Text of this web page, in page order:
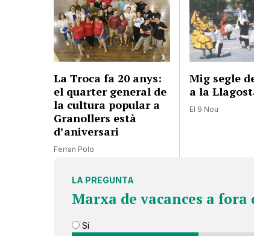
La Troca fa 20 anys:
el quarter general de
la cultura popular a
Granollers està
d’aniversari
Ferran Polo
Mig segle
a la
El 9 Nou
LA PREGUNTA
Marxa de vacances a
Sí